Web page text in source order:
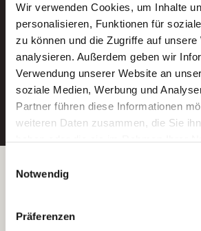
Wir verwenden Cookies, um Inhalte
personalisieren, Funktionen für
zu können und die Zugriffe auf unsere
analysieren. Außerdem geben wir
Verwendung unserer Website an
soziale Medien, Werbung und
Partner führen diese Informationen
weiteren Daten zusammen, die Sie
Wenn Sie auf „Cookies zulassen“
Sie der Speicherung sämtlicher
Ihre Einwilligung selbstverständlich
indem Sie die Cookie-Einstellungen
Notwendig
Präferenzen
Neue Stellen per
Ein kostenloser Service
Jobs.
E-Mail-Adresse
Betreiber der Webseite
Kantstraße 45a